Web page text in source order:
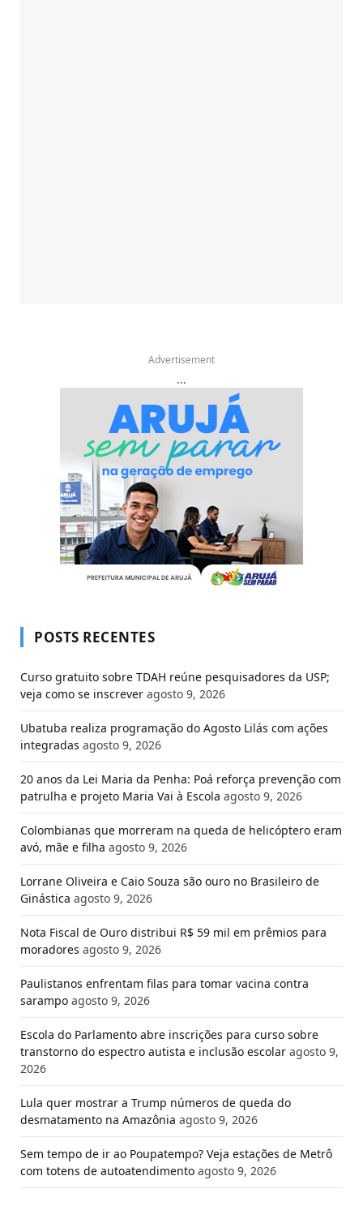
Advertisement
...
POSTS RECENTES
Curso gratuito sobre TDAH reúne pesquisadores da USP;
veja como se inscrever agosto 9, 2026
Ubatuba realiza programação do Agosto Lilás com ações
integradas agosto 9, 2026
20 anos da Lei Maria da Penha: Poá reforça prevenção com
patrulha e projeto Maria Vai à Escola agosto 9, 2026
Colombianas que morreram na queda de helicóptero eram
avó, mãe e filha agosto 9, 2026
Lorrane Oliveira e Caio Souza são ouro no Brasileiro de
Ginástica agosto 9, 2026
Nota Fiscal de Ouro distribui R$ 59 mil em prêmios para
moradores agosto 9, 2026
Paulistanos enfrentam filas para tomar vacina contra
sarampo agosto 9, 2026
Escola do Parlamento abre inscrições para curso sobre
transtorno do espectro autista e inclusão escolar agosto 9,
2026
Lula quer mostrar a Trump números de queda do
desmatamento na Amazônia agosto 9, 2026
Sem tempo de ir ao Poupatempo? Veja estações de Metrô
com totens de autoatendimento agosto 9, 2026